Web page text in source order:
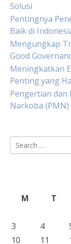
Solusi
Pentingnya
Baik di
Mengungkap
Good
Meningkatkan
Penting yang
Pengertian dan
Narkoba (PMN)
Search
for:
M
T
3
4
10
11